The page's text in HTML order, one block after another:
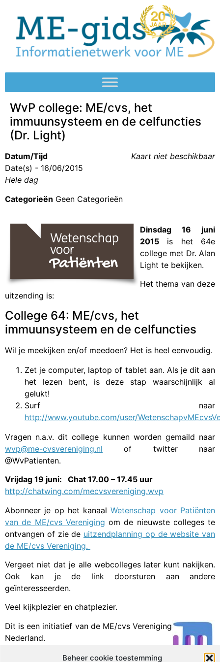
Beheer cookie toestemming
WvP college: ME/cvs, het
immuunsysteem en de celfuncties
(Dr. Light)
Kaart niet beschikbaar
Datum/Tijd
Date(s) - 16/06/2015
Hele dag
Categorieën Geen Categorieën
Dinsdag 16 juni
2015 is het 64e
college met Dr. Alan
Light te bekijken.
Het thema van deze
uitzending is:
College 64: ME/cvs, het
immuunsysteem en de celfuncties
Wil je meekijken en/of meedoen? Het is heel eenvoudig.
Zet je computer, laptop of tablet aan. Als je dit aan
het lezen bent, is deze stap waarschijnlijk al
gelukt!
Surf naar
http://www.youtube.com/user/
Vragen n.a.v. dit college kunnen worden gemaild naar
wvp@me-cvsvereniging.nl of twitter naar
@WvPatienten.
Vrijdag 19 juni: Chat 17.00 – 17.45 uur
http://chatwing.com/mecvsvereniging.wvp
Abonneer je op het kanaalWetenschap voor Patiënten
van de ME/cvs Vereniging om de nieuwste colleges te
ontvangen of zie de uitzendplanning op de website van
de ME/cvs Vereniging.
Vergeet niet dat je alle webcolleges later kunt nakijken.
Ook kan je de link doorsturen aan andere
geïnteresseerden.
Veel kijkplezier en chatplezier.
Dit is een initiatief van de ME/cvs Vereniging
Nederland.